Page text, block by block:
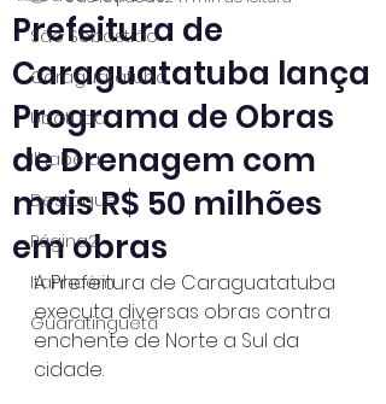
São Sebastião
Caraguatatuba
Ubatuba
Ilhabela
Destaque
Página2
Itanhaém
Guaratinguetá
Prefeitura de
Caraguatatuba lança
Programa de Obras
de Drenagem com
mais R$ 50 milhões
em obras
A Prefeitura de Caraguatatuba
executa diversas obras contra
enchente de Norte a Sul da
cidade.